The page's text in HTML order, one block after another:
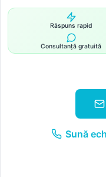
Răspuns rapid
Consultanță gratuită
Sună